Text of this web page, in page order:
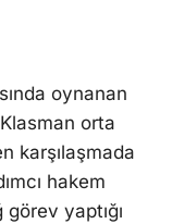
oynanan
orta
karşılaşmada
hakem
yaptığı